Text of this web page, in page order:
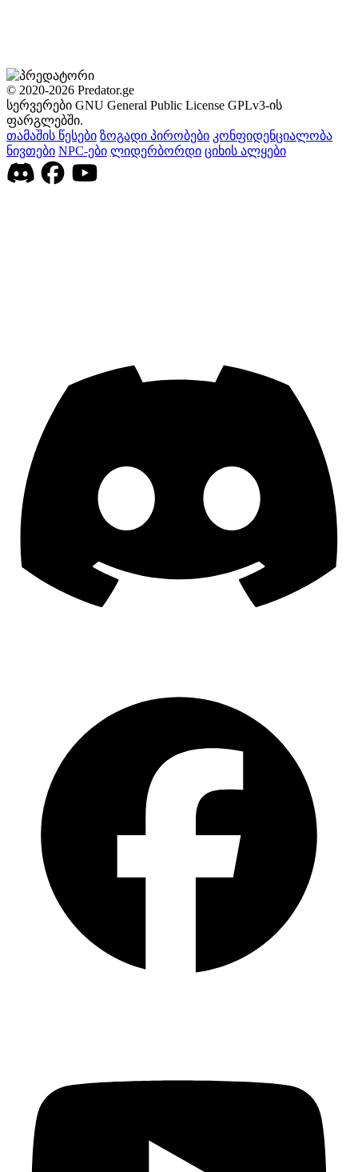
© 2020-2026 Predator.ge
სერვერები GNU General Public License GPLv3-ის
ფარგლებში.
თამაშის წესები ზოგადი პირობები კონფიდენციალობა
ნივთები NPC-ები ლიდერბორდი ციხის ალყები